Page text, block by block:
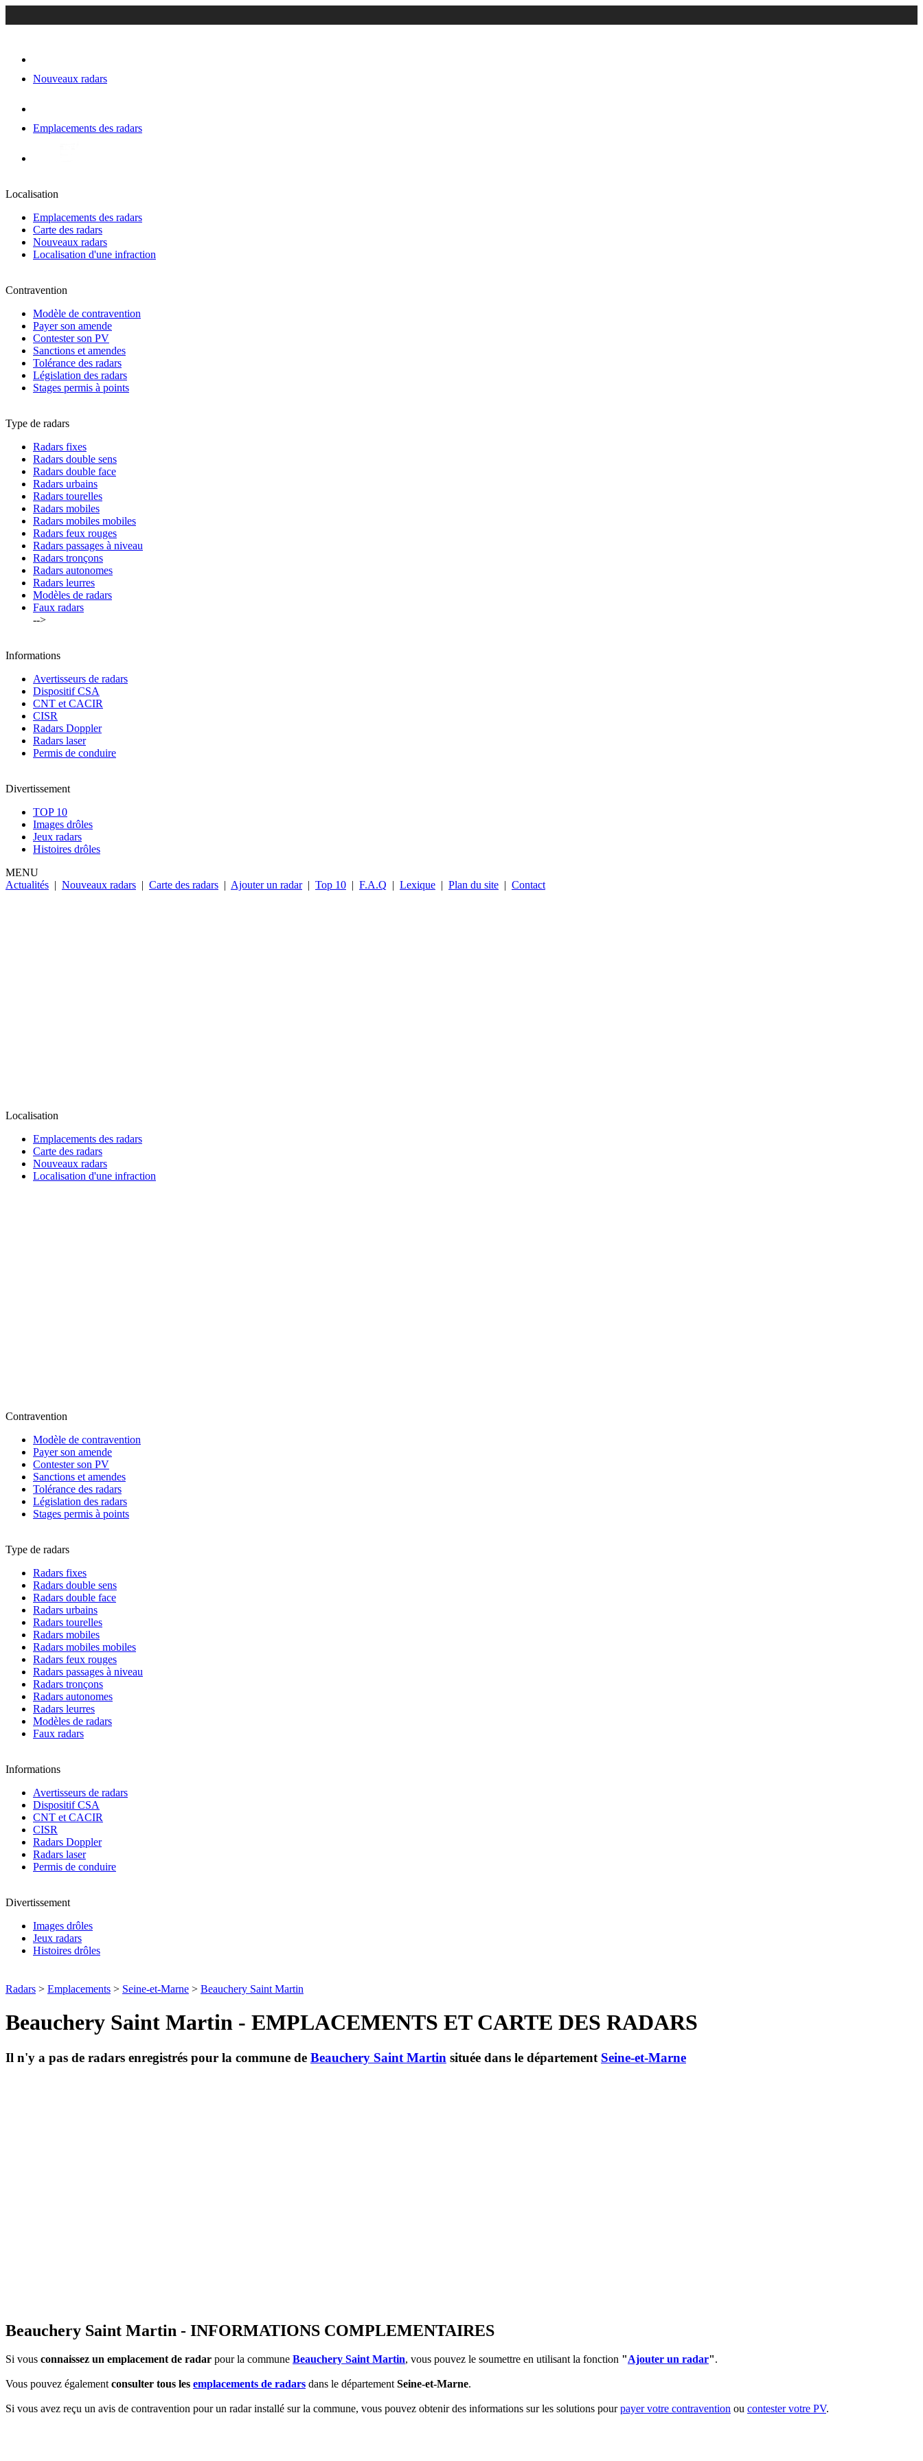
Nouveaux radars
Emplacements des radars
Localisation
Emplacements des radars
Carte des radars
Nouveaux radars
Localisation d'une infraction
Contravention
Modèle de contravention
Payer son amende
Contester son PV
Sanctions et amendes
Tolérance des radars
Législation des radars
Stages permis à points
Type de radars
Radars fixes
Radars double sens
Radars double face
Radars urbains
Radars tourelles
Radars mobiles
Radars mobiles mobiles
Radars feux rouges
Radars passages à niveau
Radars tronçons
Radars autonomes
Radars leurres
Modèles de radars
Faux radars
-->
Informations
Avertisseurs de radars
Dispositif CSA
CNT et CACIR
CISR
Radars Doppler
Radars laser
Permis de conduire
Divertissement
TOP 10
Images drôles
Jeux radars
Histoires drôles
MENU
Actualités | Nouveaux radars | Carte des radars | Ajouter un radar | Top 10 | F.A.Q | Lexique | Plan du site | Contact
Localisation
Emplacements des radars
Carte des radars
Nouveaux radars
Localisation d'une infraction
Contravention
Modèle de contravention
Payer son amende
Contester son PV
Sanctions et amendes
Tolérance des radars
Législation des radars
Stages permis à points
Type de radars
Radars fixes
Radars double sens
Radars double face
Radars urbains
Radars tourelles
Radars mobiles
Radars mobiles mobiles
Radars feux rouges
Radars passages à niveau
Radars tronçons
Radars autonomes
Radars leurres
Modèles de radars
Faux radars
Informations
Avertisseurs de radars
Dispositif CSA
CNT et CACIR
CISR
Radars Doppler
Radars laser
Permis de conduire
Divertissement
Images drôles
Jeux radars
Histoires drôles
Radars > Emplacements > Seine-et-Marne > Beauchery Saint Martin
Beauchery Saint Martin - EMPLACEMENTS ET CARTE DES RADARS
Il n'y a pas de radars enregistrés pour la commune de Beauchery Saint Martin située dans le département Seine-et-Marne
Beauchery Saint Martin - INFORMATIONS COMPLEMENTAIRES
Si vous connaissez un emplacement de radar pour la commune Beauchery Saint Martin, vous pouvez le soumettre en utilisant la fonction "Ajouter un radar".
Vous pouvez égalementconsulter tous les emplacements de radars dans le départementSeine-et-Marne.
Si vous avez reçu un avis de contravention pour un radar installé sur la commune, vous pouvez obtenir des informations sur les solutions pourpayer votre contravention ou contester votre PV.